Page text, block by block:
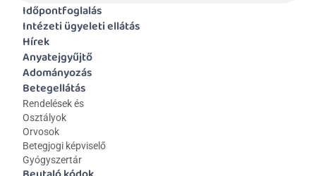
Időpontfoglalás
Intézeti ügyeleti ellátás
Hírek
Anyatejgyűjtő
Adományozás
Betegellátás
Rendelések és
Osztályok
Orvosok
Betegjogi képviselő
Gyógyszertár